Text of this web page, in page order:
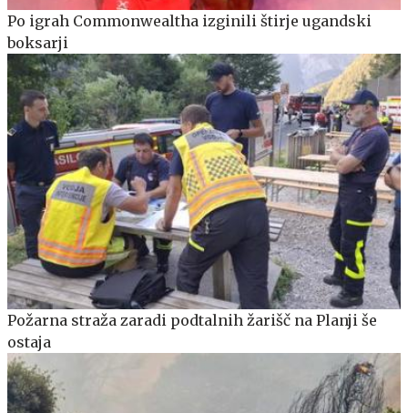
Po igrah Commonwealtha izginili štirje ugandski
boksarji
Požarna straža zaradi podtalnih žarišč na Planji še
ostaja